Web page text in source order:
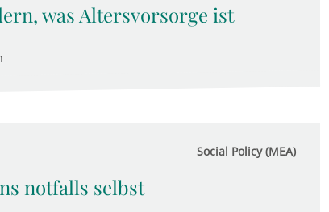
was Altersvorsorge ist
Social Policy (MEA)
notfalls selbst